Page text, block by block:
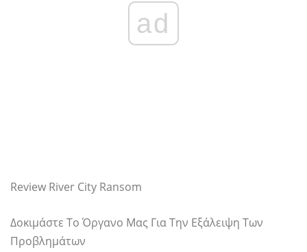
ad
Review River City Ransom
Δοκιμάστε Το Όργανο Μας Για Την Εξάλειψη Των
Προβλημάτων